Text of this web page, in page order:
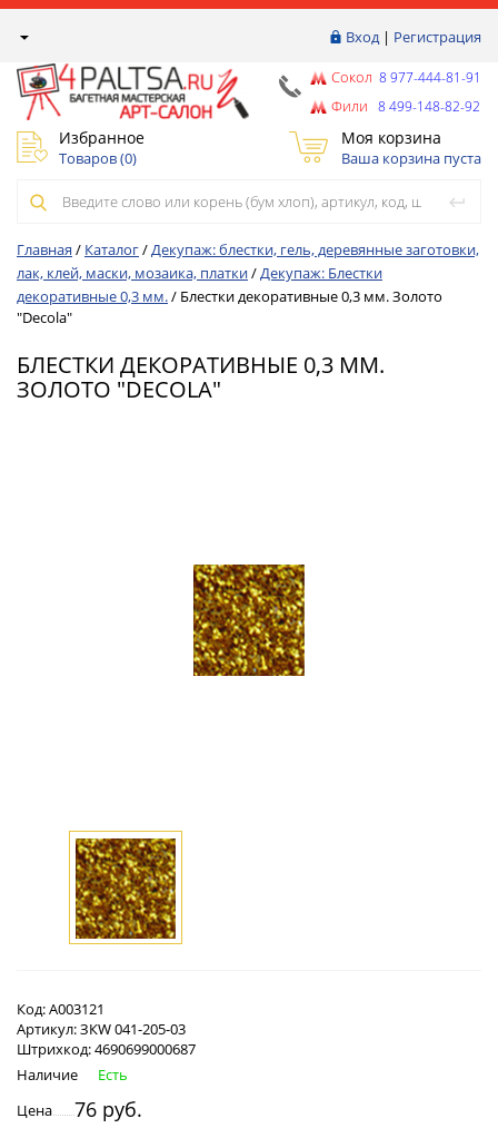
Вход| Регистрация
Сокол 8 977-444-81-91
Фили 8 499-148-82-92
Избранное
Товаров (0)
Моя корзина
Ваша корзина пуста
Главная / Каталог/Декупаж: блестки, гель, деревянные заготовки,
лак, клей, маски, мозаика, платки/Декупаж: Блестки
декоративные 0,3 мм./ Блестки декоративные 0,3 мм. Золото
"Decola"
БЛЕСТКИ ДЕКОРАТИВНЫЕ 0,3 ММ.
ЗОЛОТО "DECOLA"
Код:А003121
Артикул:ЗКW 041-205-03
Штрихкод:4690699000687
Наличие
Есть
Цена
76 руб.